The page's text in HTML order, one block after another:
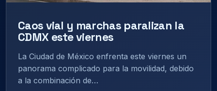
Caos vial y marchas paralizan la
CDMX este viernes
La Ciudad de México enfrenta este viernes un
panorama complicado para la movilidad, debido
a la combinación de…